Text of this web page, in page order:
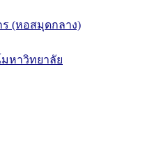
(หอสมุดกลาง)
หาวิทยาลัย